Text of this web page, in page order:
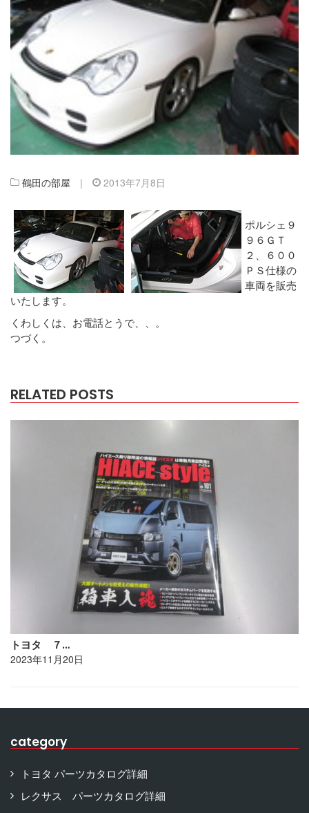
鶴田の部屋 | 2013年7月8日
ポルシェ９
９６ＧＴ
２、６００
ＰＳ仕様の
車両を販売
いたします。
くわしくは、お電話とうで、、。
つづく。
RELATED POSTS
トヨタ ７…
2023年11月20日
category
トヨタ パーツカタログ詳細
レクサス パーツカタログ詳細